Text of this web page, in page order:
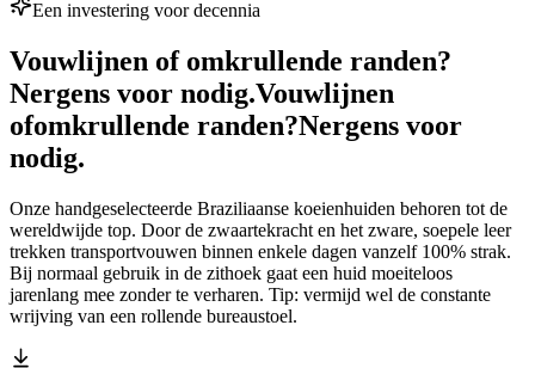
Een investering voor decennia
Vouwlijnen of omkrullende randen?
Nergens voor nodig.Vouwlijnen
ofomkrullende randen?Nergens voor
nodig.
Onze handgeselecteerde Braziliaanse koeienhuiden behoren tot de
wereldwijde top. Door de zwaartekracht en het zware, soepele leer
trekken transportvouwen binnen enkele dagen vanzelf 100% strak.
Bij normaal gebruik in de zithoek gaat een huid moeiteloos
jarenlang mee zonder te verharen. Tip: vermijd wel de constante
wrijving van een rollende bureaustoel.